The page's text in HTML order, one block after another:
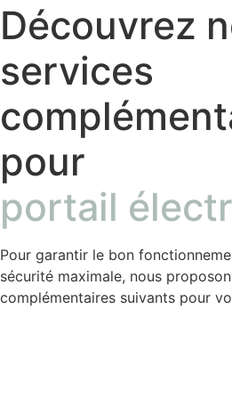
Découvrez
services
pour
portail
Pour garantir le bon
sécurité maximale, nous
complémentaires suivants pour